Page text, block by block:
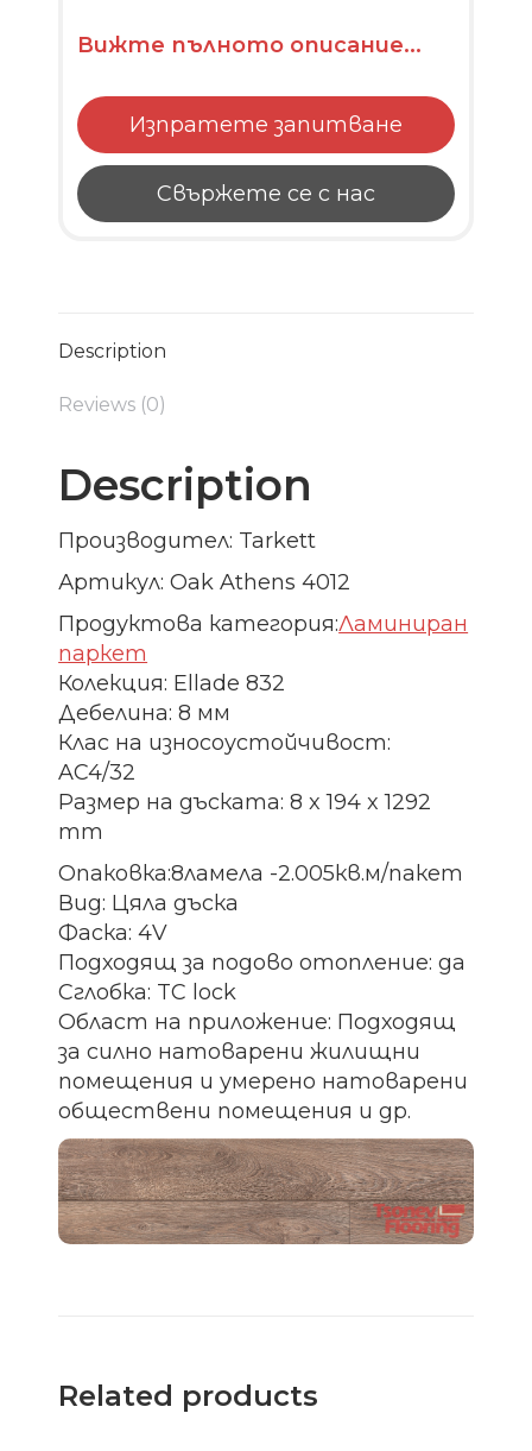
Вижте пълното описание...
Изпратете запитване
Свържете се с нас
Description
Reviews (0)
Description
Производител: Tarkett
Артикул: Oak Athens 4012
Продуктова категория:Ламиниран
паркет
Колекция: Ellade 832
Дебелина: 8 мм
Клас на износоустойчивост:
AC4/32
Размер на дъската: 8 x 194 x 1292
mm
Опаковка:8ламела -2.005кв.м/пакет
Вид: Цяла дъска
Фаска: 4V
Подходящ за подово отопление: да
Сглобка: TC lock
Област на приложение: Подходящ
за силно натоварени жилищни
помещения и умерено натоварени
обществени помещения и др.
Related products